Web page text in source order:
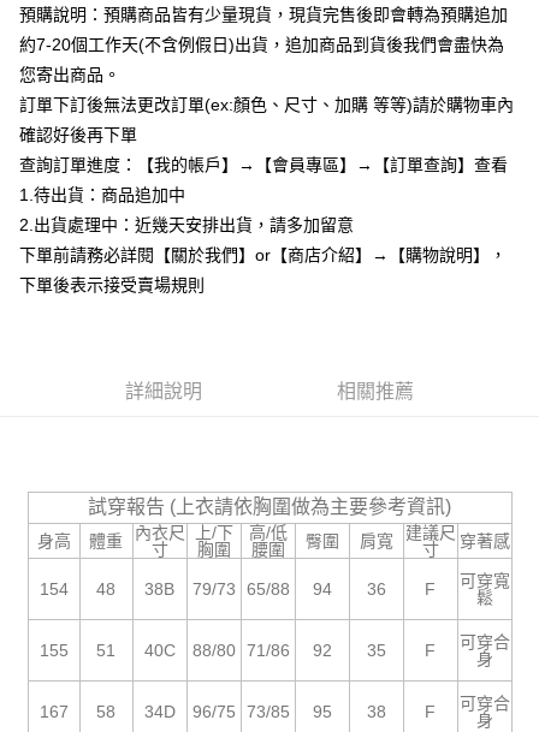
【關於「AFTEE先享後付」】
AFTEE先享後付是「在收到商品之後才付款」的支付方式。 讓您購物簡單
便利好安心！
１．簡單：不需註冊會員、不需綁卡、不需儲值。
２．便利：只要手機號碼，簡訊認證，即可結帳。
３．安心：先確認商品／服務後，再付款。
１．於結帳方式選擇「AFTEE先享後付」後，將跳轉至「AFTEE先享後付」
結帳頁面，進行簡訊認證並確認金額後，即可完成結帳。
購買商品的店家。未經商家同意取消之訂單仍視為有效，需透過AFTEE先享
【注意事項】
１．透過由恩沛科技股份有限公司提供之「AFTEE先享後付」服務完成之交
易，需依本服務之必要範圍內提供個人資料，並將交易相關給付款項請求債
權轉讓予恩沛科技股份有限公司。
３．未成年的使用者請事先徵得法定代理人或監護人之同意方可使用
「AFTEE先享後付」，若未經同意申辦者引起之損失，本公司不負相關責
４．使用「AFTEE先享後付」時，將依據個別帳號之用戶狀況，依本公司即
ATM付款
運送方式
全家付款取貨
每筆NT$85，滿NT$799(含以上)免運費
付款後全家取貨
每筆NT$85，滿NT$799(含以上)免運費
每筆NT$85，滿NT$799(含以上)免運費
海外宅配 查看運費
預購說明：預購商品皆有少量現貨，現貨完售後即會轉為預購追加
約7-20個工作天(不含例假日)出貨，追加商品到貨後我們會盡快為
您寄出商品。
訂單下訂後無法更改訂單(ex:顏色、尺寸、加購 等等)請於購物車內
確認好後再下單
查詢訂單進度：【我的帳戶】→【會員專區】→【訂單查詢】查看
1.待出貨：商品追加中
2.出貨處理中：近幾天安排出貨，請多加留意
下單前請務必詳閱【關於我們】or【商店介紹】→【購物說明】，
下單後表示接受賣場規則
詳細說明 相關推薦
試穿報告 (上衣請依胸圍做為主要參考資訊)
身高 體重
內衣尺
寸
上/下
胸圍
高/低
腰圍
臀圍 肩寬
建議尺
寸
穿著感
154 48 38B 79/73 65/88 94 36 F
可穿寬
鬆
155 51 40C 88/80 71/86 92 35 F
可穿合
身
167 58 34D 96/75 73/85 95 38 F
可穿合
身